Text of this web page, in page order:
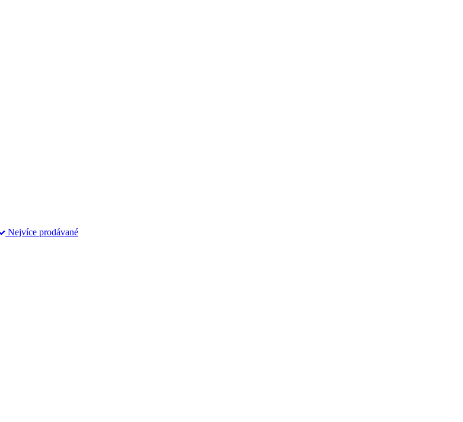
Nejvíce prodávané